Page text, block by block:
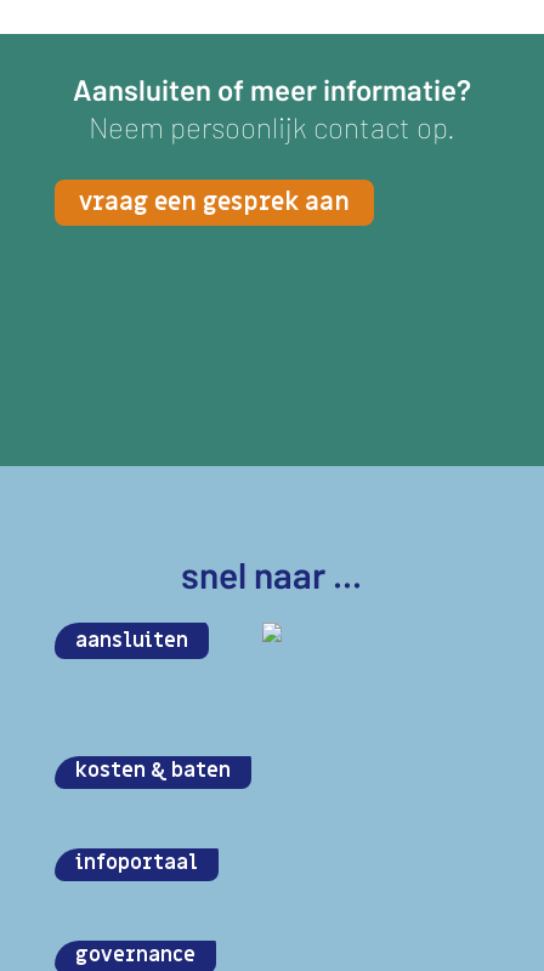
Aansluiten of meer informatie?
Neem persoonlijk contact op.
vraag een gesprek aan
snel naar ...
aansluiten
kosten & baten
infoportaal
governance